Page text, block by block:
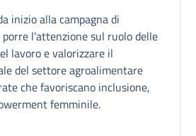
inizio alla campagna di
l’attenzione sul ruolo delle
lavoro e valorizzare il
del settore agroalimentare
che favoriscano inclusione,
femminile.